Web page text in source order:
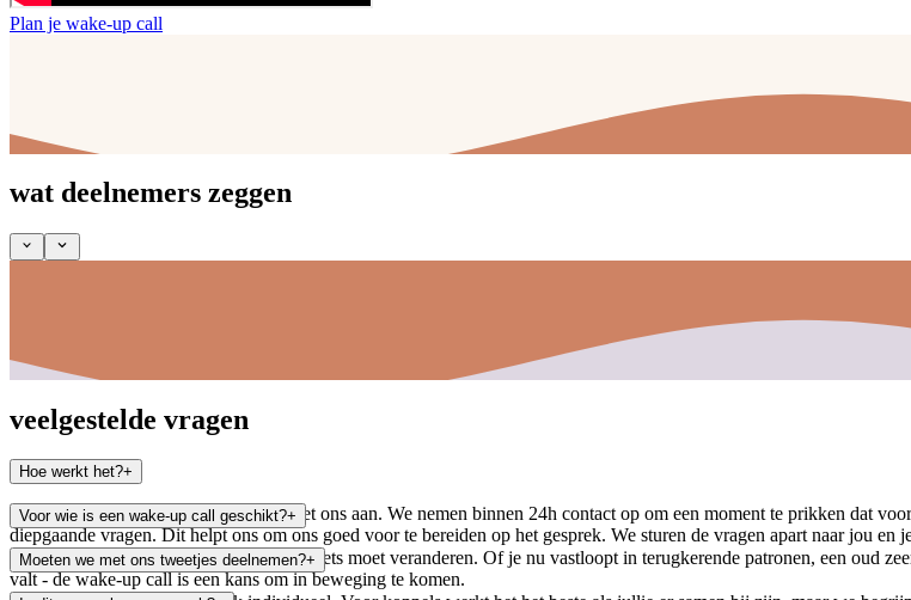
Plan je wake-up call
wat deelnemers zeggen
veelgestelde vragen
Hoe werkt het?+
Via het formulier vraag je je gesprek met ons aan. We nemen binnen 24h contact op om een moment te prikken dat
diepgaande vragen. Dit helpt ons om ons goed voor te bereiden op het gesprek. We sturen de vragen apart naar jou
Meet en duurt ongeveer 90 minuten.
Voor wie is een wake-up call geschikt?+
Voor iedereen die het gevoel heeft dat er iets moet veranderen. Of je nu vastloopt in terugkerende patronen, een oud
valt - de wake-up call is een kans om in beweging te komen.
Moeten we met ons tweetjes deelnemen?+